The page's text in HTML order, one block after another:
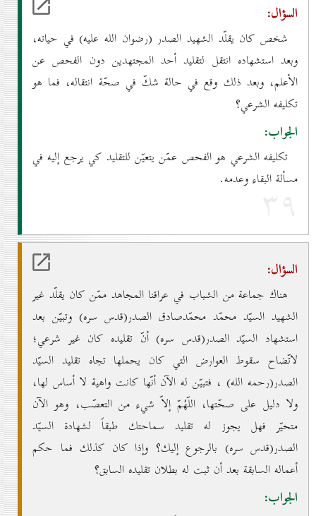
السؤال:
شخص كان يقلّد الشهيد الصدر (رضوان الله عليه) في حياته،
وبعد استشهاده انتقل لتقليد أحد المجتهدين دون الفحص عن
الأعلم، وبعد ذلك وقع في حالة شكّ في صحّة انتقاله، فما هو
تكليفه الشرعي؟
الجواب:
تكليفه الشرعي هو الفحص عمّن يتعيّن للتقليد كي يرجع إليه في
مسألة البقاء وعدمه.
۳۹
السؤال:
هناك جماعة من الشباب في عراقنا المجاهد ممّن كان يقلّد غير
الشهيد السيّد محمّد محمّدصادق الصدر(قدس سره) وتبيّن بعد
استشهاد السيّد الصدر(قدس سره) أنّ تقليده كان غير شرعي؛
لاتّضاح سقوط العوارض التي كان يحملها تجاه تقليد السيّد
الصدر(رحمه الله) ، فتبيّن له الآن أنّها كانت واهية لا أساس لها،
ولا دليل على صحّتها، اللّهُمّ إلاّ شيء من التعصّب، وهو الآن
متحيّر فهل يجوز له تقليد سماحتك طبقاً لشهادة السيّد
الصدر(قدس سره) بالرجوع إليك؟ وإذا كان كذلك فما حكم
أعماله السابقة بعد أن ثبت له بطلان تقليده السابق؟
الجواب: